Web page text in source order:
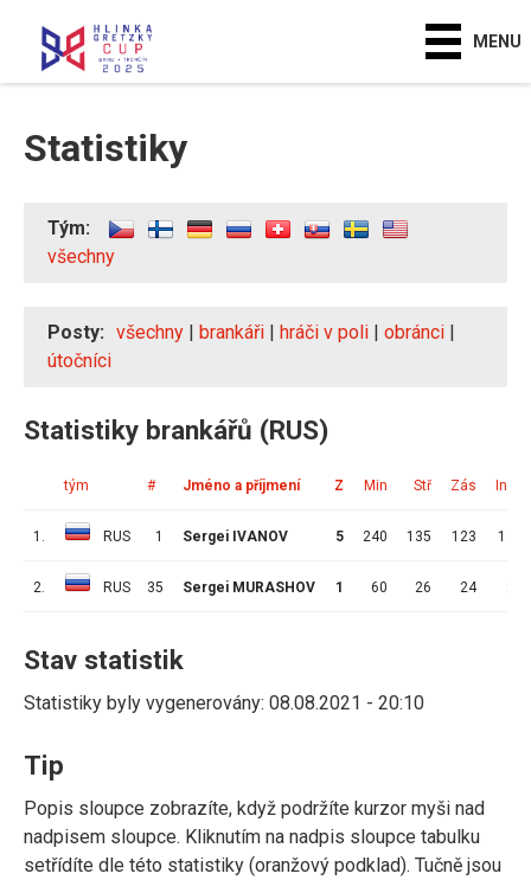
MENU
Statistiky
Tým:
všechny
Posty: všechny | brankáři | hráči v poli | obránci |
útočníci
Statistiky brankářů (RUS)
tým # Jméno a příjmení Z Min Stř Zás Ink
1. RUS 1 Sergei IVANOV 5 240 135 123 12
2. RUS 35 Sergei MURASHOV 1 60 26 24 2
Stav statistik
Statistiky byly vygenerovány: 08.08.2021 - 20:10
Tip
Popis sloupce zobrazíte, když podržíte kurzor myši nad
nadpisem sloupce. Kliknutím na nadpis sloupce tabulku
setřídíte dle této statistiky (oranžový podklad). Tučně jsou